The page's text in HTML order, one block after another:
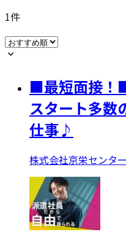
1件
■最短面接！
スタート多数
仕事♪
株式会社京栄センタ